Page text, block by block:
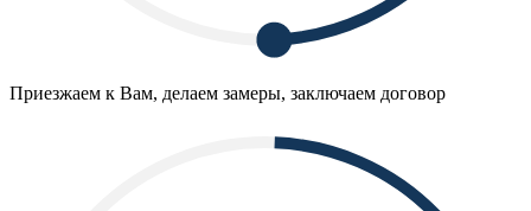
Приезжаем к Вам, делаем замеры, заключаем договор